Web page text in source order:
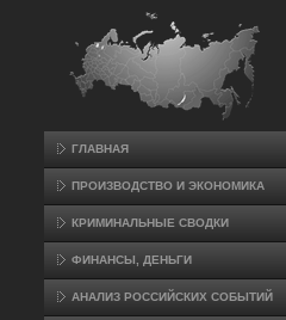
ГЛАВНАЯ
ПРОИЗВΟДСТВО И ЭКОНОМИКА
КРИМИНАЛЬНЫЕ СВОДКИ
ФИНАНСЫ, ДЕНЬГИ
АНАЛИЗ РОССИЙСКИХ СОБЫТИЙ